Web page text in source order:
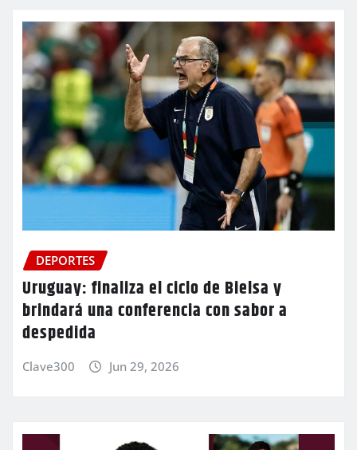
DEPORTES
Uruguay: finaliza el ciclo de Bielsa y
brindará una conferencia con sabor a
despedida
Clave300 Jun 29, 2026